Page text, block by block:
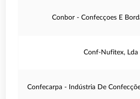
Conbor - Confecçoes E
Conf-Nufitex, Lda
Confecarpa - Indústria De